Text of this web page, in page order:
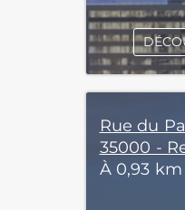
Rue du
35000 -
À 0,93 km